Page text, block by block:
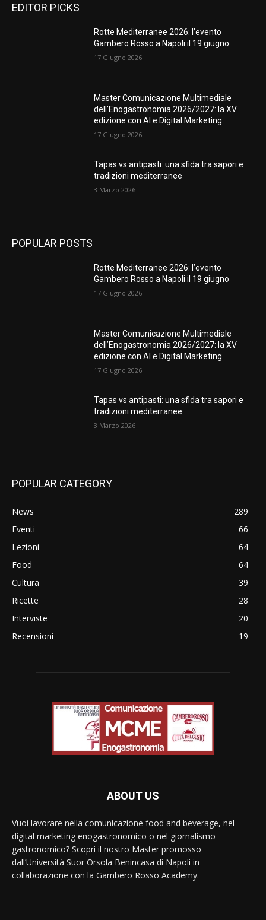
EDITOR PICKS
Rotte Mediterranee 2026: l’evento
Gambero Rosso a Napoli il 19 giugno
17 Giugno 2026
Master Comunicazione Multimediale
dell’Enogastronomia 2026/2027: la XV
edizione con AI e Digital Marketing
17 Giugno 2026
Tapas vs antipasti: una sfida tra sapori e
tradizioni mediterranee
3 Marzo 2026
POPULAR POSTS
Rotte Mediterranee 2026: l’evento
Gambero Rosso a Napoli il 19 giugno
17 Giugno 2026
Master Comunicazione Multimediale
dell’Enogastronomia 2026/2027: la XV
edizione con AI e Digital Marketing
17 Giugno 2026
Tapas vs antipasti: una sfida tra sapori e
tradizioni mediterranee
3 Marzo 2026
POPULAR CATEGORY
News
289
Eventi
66
Lezioni
64
Food
64
Cultura
39
Ricette
28
Interviste
20
Recensioni
19
ABOUT US
Vuoi lavorare nella comunicazione food and beverage, nel
digital marketing enogastronomico o nel giornalismo
gastronomico? Scopri il nostro Master promosso
dall’Università Suor Orsola Benincasa di Napoli in
collaborazione con la Gambero Rosso Academy.